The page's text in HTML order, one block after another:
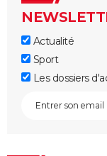
Actualité
Sport
Les dossiers